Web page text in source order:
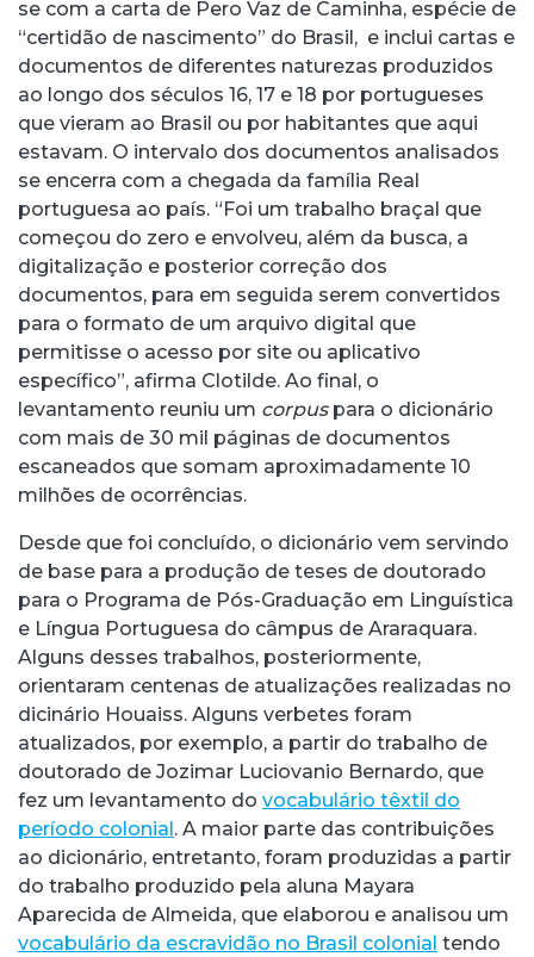
se com a carta de Pero Vaz de Caminha, espécie de
“certidão de nascimento” do Brasil, e inclui cartas e
documentos de diferentes naturezas produzidos
ao longo dos séculos 16, 17 e 18 por portugueses
que vieram ao Brasil ou por habitantes que aqui
estavam. O intervalo dos documentos analisados
se encerra com a chegada da família Real
portuguesa ao país. “Foi um trabalho braçal que
começou do zero e envolveu, além da busca, a
digitalização e posterior correção dos
documentos, para em seguida serem convertidos
para o formato de um arquivo digital que
permitisse o acesso por site ou aplicativo
específico”, afirma Clotilde. Ao final, o
levantamento reuniu um corpuspara o dicionário
com mais de 30 mil páginas de documentos
escaneados que somam aproximadamente 10
milhões de ocorrências.
Desde que foi concluído, o dicionário vem servindo
de base para a produção de teses de doutorado
para o Programa de Pós-Graduação em Linguística
e Língua Portuguesa do câmpus de Araraquara.
Alguns desses trabalhos, posteriormente,
orientaram centenas de atualizações realizadas no
dicinário Houaiss. Alguns verbetes foram
atualizados, por exemplo, a partir do trabalho de
doutorado de Jozimar Luciovanio Bernardo, que
fez um levantamento do vocabulário têxtil do
período colonial. A maior parte das contribuições
ao dicionário, entretanto, foram produzidas a partir
do trabalho produzido pela aluna Mayara
Aparecida de Almeida, que elaborou e analisou um
vocabulário da escravidão no Brasil colonial tendo